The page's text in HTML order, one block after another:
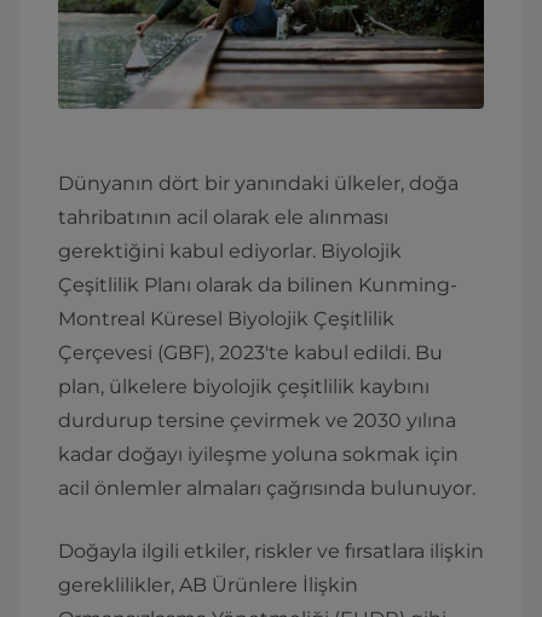
Dünyanın dört bir yanındaki ülkeler, doğa
tahribatının acil olarak ele alınması
gerektiğini kabul ediyorlar. Biyolojik
Çeşitlilik Planı olarak da bilinen Kunming-
Montreal Küresel Biyolojik Çeşitlilik
Çerçevesi (GBF), 2023'te kabul edildi. Bu
plan, ülkelere biyolojik çeşitlilik kaybını
durdurup tersine çevirmek ve 2030 yılına
kadar doğayı iyileşme yoluna sokmak için
acil önlemler almaları çağrısında bulunuyor.
Doğayla ilgili etkiler, riskler ve fırsatlara ilişkin
gereklilikler, AB Ürünlere İlişkin